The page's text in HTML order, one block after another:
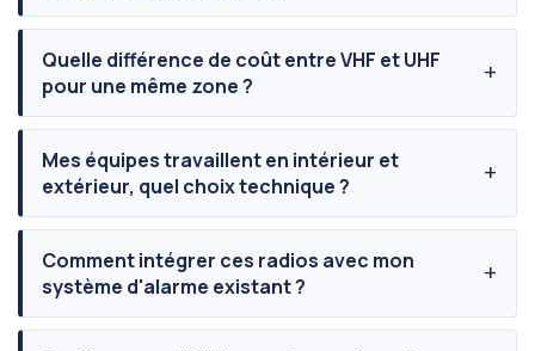
Quelle différence de coût entre VHF et UHF
pour une même zone ?
Mes équipes travaillent en intérieur et
extérieur, quel choix technique ?
Comment intégrer ces radios avec mon
système d'alarme existant ?